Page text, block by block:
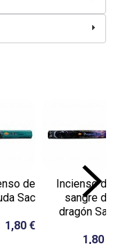
de
Sac
1,80 €
Incienso de
sangre de
dragón Sac
1,80 €